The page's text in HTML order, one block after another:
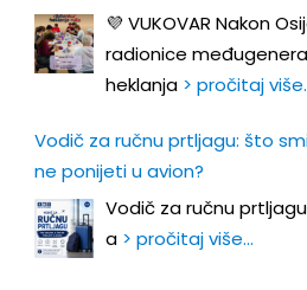
💜 VUKOVAR Nakon
radionice
heklanja > pročitaj
Vodič za ručnu prtljagu: što
ne ponijeti u avion?
Vodič za ručnu
a > pročitaj više…